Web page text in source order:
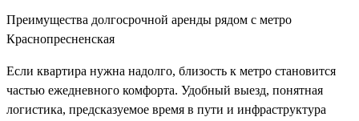
Преимущества долгосрочной аренды рядом с метро
Краснопресненская
Если квартира нужна надолго, близость к метро становится
частью ежедневного комфорта. Удобный выезд, понятная
логистика, предсказуемое время в пути и инфраструктура